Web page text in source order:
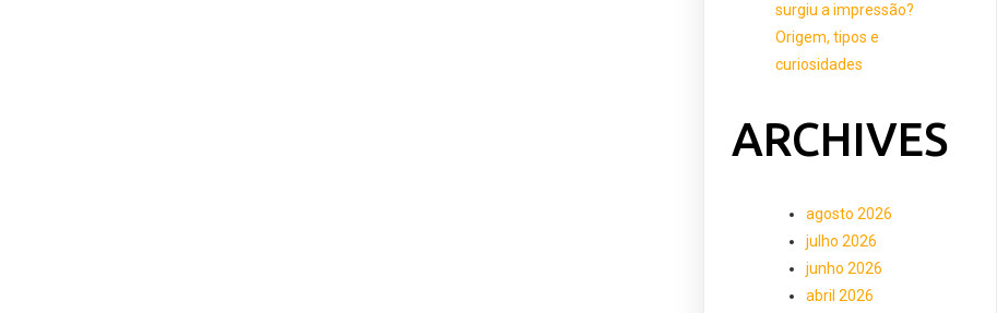
surgiu a impressão?
Origem, tipos e
curiosidades
ARCHIVES
agosto 2026
julho 2026
junho 2026
abril 2026